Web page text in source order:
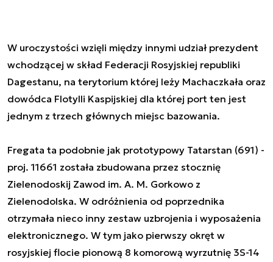
W uroczystości wzięli między innymi udział prezydent
wchodzącej w skład Federacji Rosyjskiej republiki
Dagestanu, na terytorium której leży Machaczkała oraz
dowódca Flotylli Kaspijskiej dla której port ten jest
jednym z trzech głównych miejsc bazowania.
Fregata ta podobnie jak prototypowy Tatarstan (691) -
proj. 11661 została zbudowana przez stocznię
Zielenodoskij Zawod im. A. M. Gorkowo z
Zielenodolska. W odróżnienia od poprzednika
otrzymała nieco inny zestaw uzbrojenia i wyposażenia
elektronicznego. W tym jako pierwszy okręt w
rosyjskiej flocie pionową 8 komorową wyrzutnię 3S-14